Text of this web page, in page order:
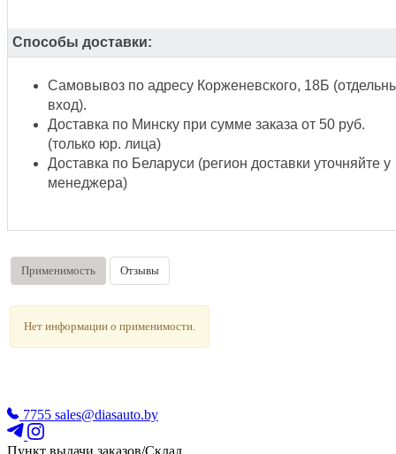
Способы доставки:
Самовывоз по адресу Корженевского, 18Б
вход).
Доставка по Минску при сумме заказа от 50 руб.
(только юр. лица)
Доставка по Беларуси (регион доставки уточняйте у
менеджера)
Применимость Отзывы
Нет информации о применимости.
7755 sales@diasauto.by